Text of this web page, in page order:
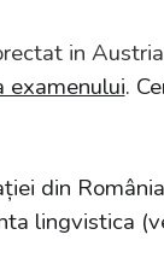
in
examenului.
din
lingvistica